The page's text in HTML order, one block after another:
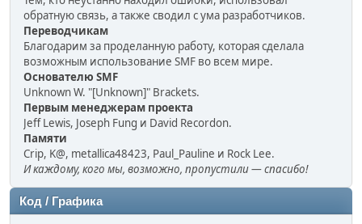
обратную связь, а также сводил с ума разработчиков.
Переводчикам
Благодарим за проделанную работу, которая сделала
возможным использование SMF во всем мире.
Основателю SMF
Unknown W. "[Unknown]" Brackets.
Первым менеджерам проекта
Jeff Lewis, Joseph Fung и David Recordon.
Памяти
Crip, K@, metallica48423, Paul_Pauline и Rock Lee.
И каждому, кого мы, возможно, пропустили — спасибо!
Код / Графика